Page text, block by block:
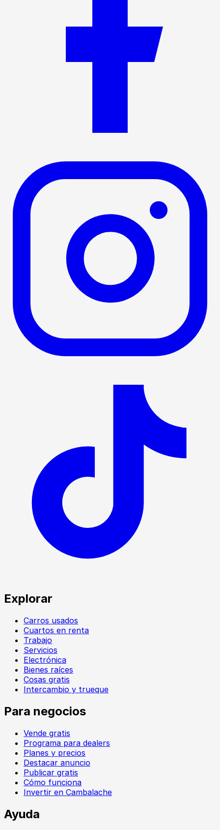
Explorar
Carros usados
Cuartos en renta
Trabajo
Servicios
Electrónica
Bienes raíces
Cosas gratis
Intercambio y trueque
Para negocios
Vende gratis
Programa para dealers
Planes y precios
Destacar anuncio
Publicar gratis
Cómo funciona
Invertir en Cambalache
Ayuda